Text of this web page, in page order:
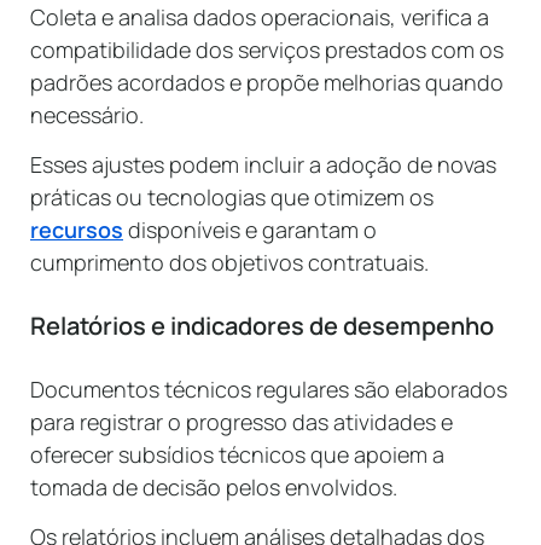
Coleta e analisa dados operacionais, verifica a
compatibilidade dos serviços prestados com os
padrões acordados e propõe melhorias quando
necessário.
Esses ajustes podem incluir a adoção de novas
práticas ou tecnologias que otimizem os
recursos disponíveis e garantam o
cumprimento dos objetivos contratuais.
Relatórios e indicadores de desempenho
Documentos técnicos regulares são elaborados
para registrar o progresso das atividades e
oferecer subsídios técnicos que apoiem a
tomada de decisão pelos envolvidos.
Os relatórios incluem análises detalhadas dos